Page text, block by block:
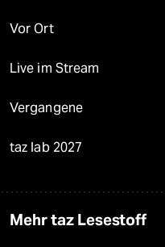
Vor Ort
Live im Stream
Vergangene
taz lab 2027
Mehr taz Lesestoff